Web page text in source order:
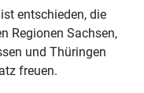
entschieden, die
Regionen Sachsen,
und Thüringen
freuen.